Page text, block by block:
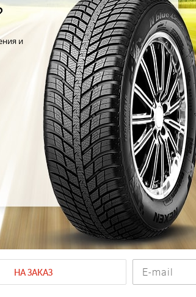
55 R16
Зимние шины 225/55 R16
НА ЗАКАЗ
и